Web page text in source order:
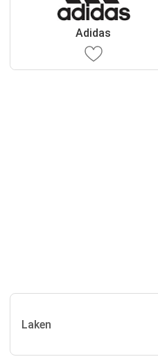
Adidas
Laken